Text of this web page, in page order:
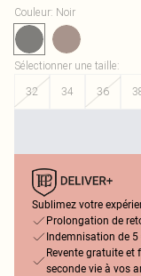
Couleur: Noir
Sélectionner une taille:
32
34 36
Sublimez votre
Prolongation de
Indemnisation de
Revente gratuite et
seconde vie à vos